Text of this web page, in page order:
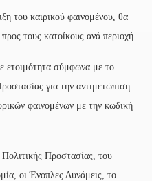
του καιρικού φαινομένου, θα
τους κατοίκους ανά περιοχή.
ετοιμότητα σύμφωνα με το
για την αντιμετώπιση
φαινομένων με την κωδική
Προστασίας, του
οι Ένοπλες Δυνάμεις, το